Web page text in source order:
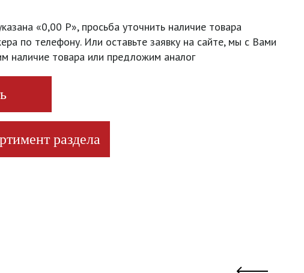
«0,00 Р», просьба уточнить наличие товара
по телефону. Или оставьте заявку на сайте, мы с Вами
наличие товара или предложим аналог
раздела